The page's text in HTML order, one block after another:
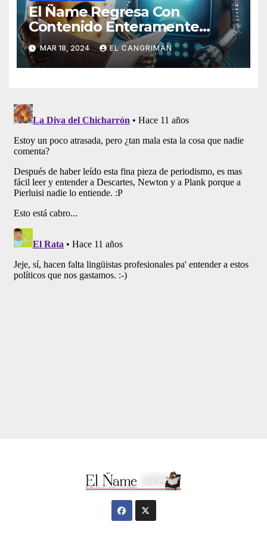
El Ñame Regresa Con
Contenido Enteramente
Generado Por Inteligencia
Artificial
MAR 18, 2024 EL CANGRIMÁN